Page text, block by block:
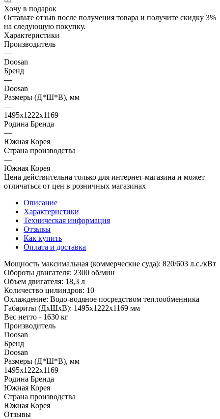
Хочу в подарок
Оставьте отзыв после получения товара и получите скидку 3%
на следующую покупку.
Характеристики
Производитель
—
Doosan
Бренд
—
Doosan
Размеры (Д*Ш*В), мм
—
1495x1222x1169
Родина Бренда
—
Южная Корея
Страна производства
—
Южная Корея
Цена действительна только для интернет-магазина и может
отличаться от цен в розничных магазинах
Описание
Характеристики
Техническая информация
Отзывы
Как купить
Оплата и доставка
Мощность максимальная (коммерческие суда): 820/603 л.с./кВт
Обороты двигателя: 2300 об/мин
Объем двигателя: 18,3 л
Количество цилиндров: 10
Охлаждение: Водо-водяное посредством теплообменника
Габариты (ДхШхВ): 1495x1222x1169 мм
Вес нетто - 1630 кг
Производитель
Doosan
Бренд
Doosan
Размеры (Д*Ш*В), мм
1495x1222x1169
Родина Бренда
Южная Корея
Страна производства
Южная Корея
Отзывы